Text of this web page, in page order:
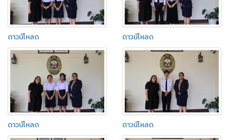
ดาวน์โหลด ดาวน์โหลด
ดาวน์โหลด ดาวน์โหลด